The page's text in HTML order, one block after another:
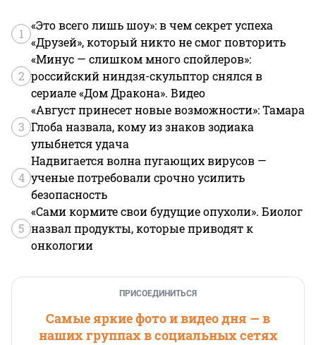
1
«Это всего лишь шоу»: в чем секрет успеха
«Друзей», который никто не смог повторить
2
«Минус — слишком много спойлеров»:
российский ниндзя-скульптор снялся в
сериале «Дом Дракона». Видео
3
«Август принесет новые возможности»: Тамара
Глоба назвала, кому из знаков зодиака
улыбнется удача
4
Надвигается волна пугающих вирусов —
ученые потребовали срочно усилить
безопасность
5
«Сами кормите свои будущие опухоли». Биолог
назвал продукты, которые приводят к
онкологии
ПРИСОЕДИНИТЬСЯ
Самые яркие фото и видео дня — в
наших группах в социальных сетях